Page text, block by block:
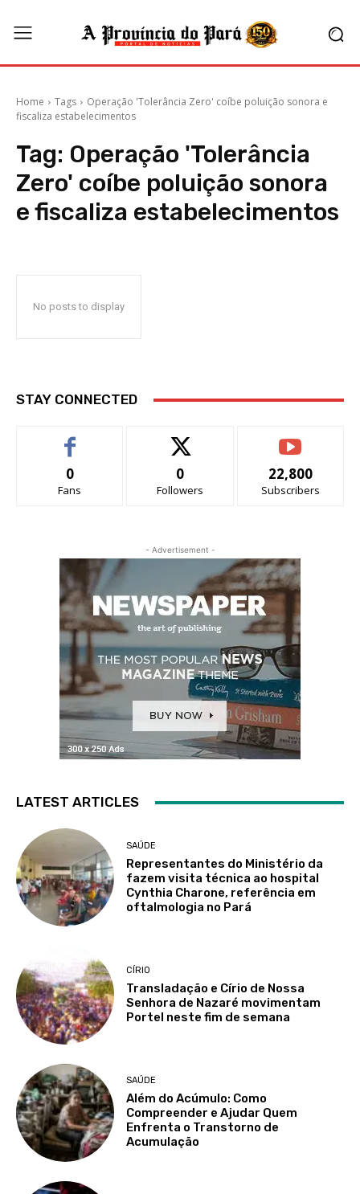
Home Tags
Operação 'Tolerância Zero' coíbe poluição sonora e
fiscaliza estabelecimentos
Tag: Operação 'Tolerância
Zero' coíbe poluição sonora
e fiscaliza estabelecimentos
No posts to display
STAY CONNECTED
0
Fans
0
Followers
22,800
Subscribers
- Advertisement -
LATEST ARTICLES
SAÚDE
Representantes do Ministério da
fazem visita técnica ao hospital
Cynthia Charone, referência em
oftalmologia no Pará
CÍRIO
Transladação e Círio de Nossa
Senhora de Nazaré movimentam
Portel neste fim de semana
SAÚDE
Além do Acúmulo: Como
Compreender e Ajudar Quem
Enfrenta o Transtorno de
Acumulação